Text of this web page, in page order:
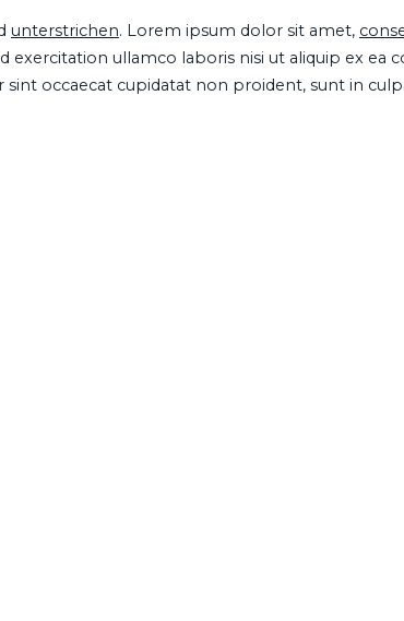
unterstrichen. Lorem ipsum dolor sit amet,
ullamco laboris nisi ut aliquip ex
occaecat cupidatat non proident, sunt in